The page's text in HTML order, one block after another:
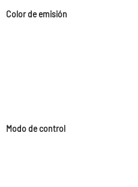
Color de emisión
Modo de control